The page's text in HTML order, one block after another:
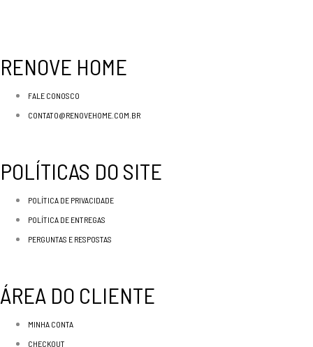
RENOVE HOME
FALE CONOSCO
CONTATO@RENOVEHOME.COM.BR
POLÍTICAS DO SITE
POLÍTICA DE PRIVACIDADE
POLÍTICA DE ENTREGAS
PERGUNTAS E RESPOSTAS
ÁREA DO CLIENTE
MINHA CONTA
CHECKOUT